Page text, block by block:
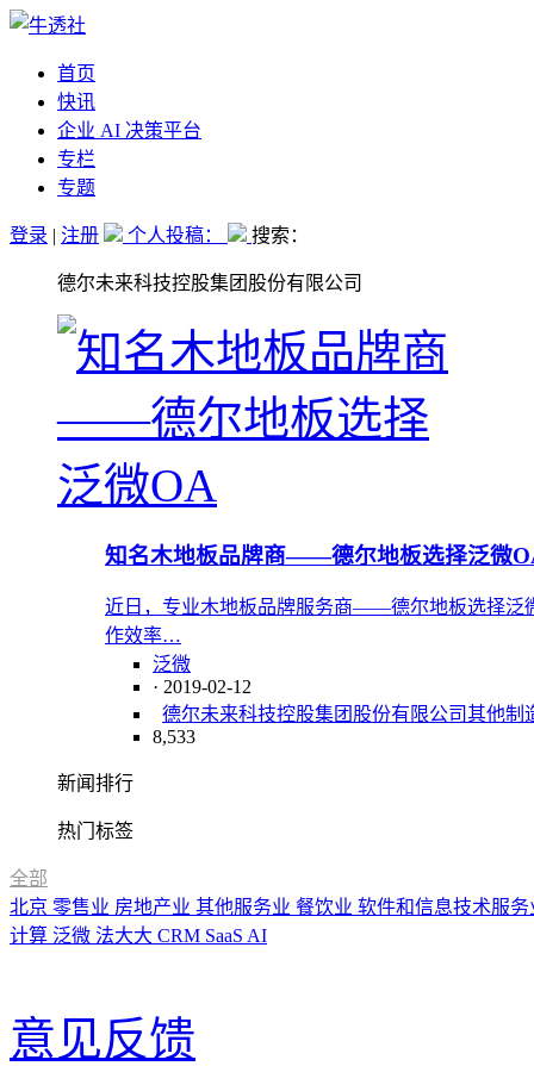
首页
快讯
企业 AI 决策平台
专栏
专题
登录 | 注册 个人投稿： 搜索：
德尔未来科技控股集团股份有限公司
知名木地板品牌商——德尔地板选择泛微
近日，专业木地板品牌服务商——德尔地板选择泛
作效率…
泛微
· 2019-02-12
德尔未来科技控股集团股份有限公司其他制
8,533
新闻排行
热门标签
全部
北京 零售业 房地产业 其他服务业 餐饮业 软件和信息技术服
计算 泛微 法大大 CRM SaaS AI
意见反馈